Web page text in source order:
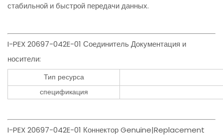
стабильной и быстрой передачи данных.
I-PEX 20697-042E-01 Соединитель Документация и
носители:
Тип ресурса
спецификация
I-PEX 20697-042E-01 Коннектор Genuine|Replacement